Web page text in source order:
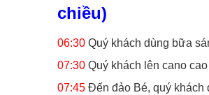
chiều)
06:30 Quý khách dùng bữa
07:30 Quý khách lên cano
07:45 Đến đảo Bé, quý khách